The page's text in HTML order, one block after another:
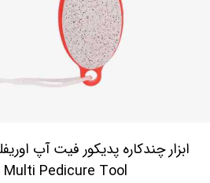
Multi Pedicure Tool